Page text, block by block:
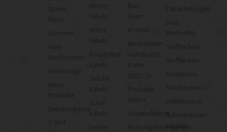
News
Gute
Nachrichten!
Leselounge
Neue
Produkte
Selbermachen
T-Shirt
häkeln
Mütze
häkeln
Kuscheltier
Tasche
häkeln
Das
Team
Kontakt
Mediadaten
Kultur
2025/26
Produkte
testen
Widerrufsrecht
Nutzungsbedingungen
Faltanleitungen
Merkzettel
Stoffrechner
Stofflexikon
Nählexikon
Stricklexikon
Häkellexikon
Schnittmuster-
Lexikon